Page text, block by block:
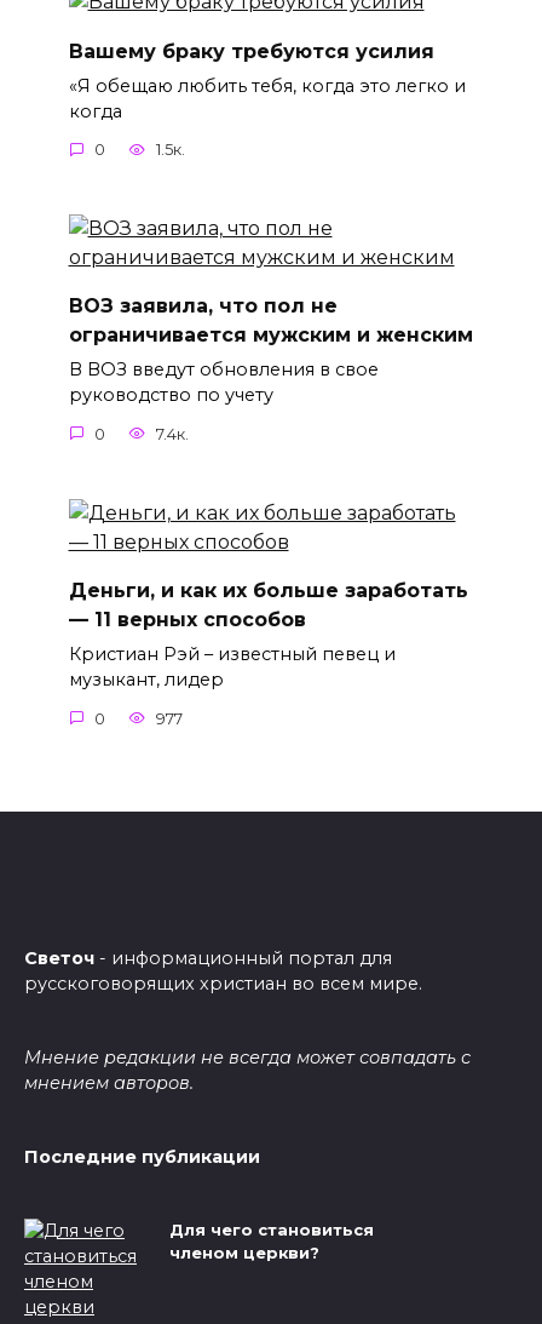
Вашему браку требуются усилия
«Я обещаю любить тебя, когда это легко и
когда
0 1.5к.
ВОЗ заявила, что пол не
ограничивается мужским и женским
В ВОЗ введут обновления в свое
руководство по учету
0 7.4к.
Деньги, и как их больше заработать
— 11 верных способов
Кристиан Рэй – известный певец и
музыкант, лидер
0 977
Светоч - информационный портал для
русскоговорящих христиан во всем мире.
Мнение редакции не всегда может совпадать с
мнением авторов.
Последние публикации
Для чего становиться
членом церкви?